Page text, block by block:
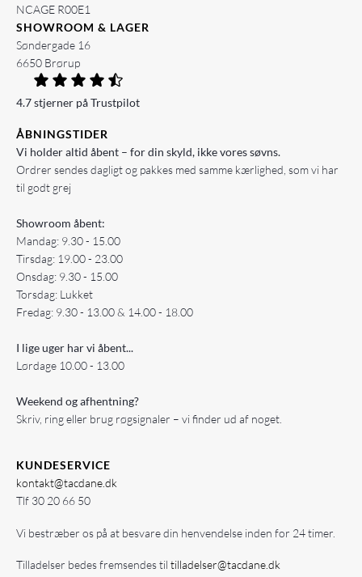
NCAGE R00E1
SHOWROOM & LAGER
Søndergade 16
6650 Brørup
4.7 stjerner på Trustpilot
ÅBNINGSTIDER
Vi holder altid åbent – for din skyld, ikke vores søvns.
Ordrer sendes dagligt og pakkes med samme kærlighed, som vi har
til godt grej
Showroom åbent:
Mandag: 9.30 - 15.00
Tirsdag: 19.00 - 23.00
Onsdag: 9.30 - 15.00
Torsdag: Lukket
Fredag: 9.30 - 13.00 & 14.00 - 18.00
I lige uger har vi åbent...
Lørdage 10.00 - 13.00
Weekend og afhentning?
Skriv, ring eller brug røgsignaler – vi finder ud af noget.
KUNDESERVICE
kontakt@tacdane.dk
Tlf 30 20 66 50
Vi bestræber os på at besvare din henvendelse inden for 24 timer.
Tilladelser bedes fremsendes til tilladelser@tacdane.dk